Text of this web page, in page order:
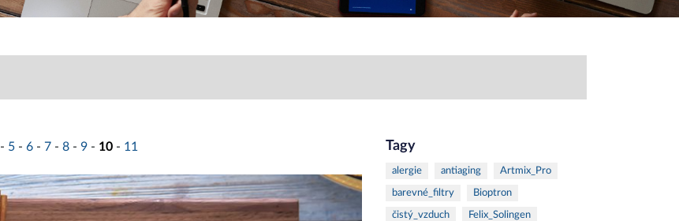
- 5 - 6 - 7 - 8 - 9 - 10 - 11 Tagy
alergie antiaging Artmix_Pro
barevné_filtry Bioptron
čistý_vzduch Felix_Solingen